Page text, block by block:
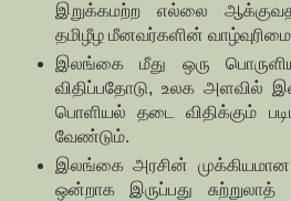
இறுக்கமற்ற எல்லை
தமிழீழ மீனவர்களின்
இலங்கை மீது ஒரு
விதிப்பதோடு, உலக அளவில்
பொளியல் தடை விதிக்கும்
வேண்டும்.
இலங்கை அரசின் முக்கியமான
ஒன்றாக இருப்பது சுற்றுலாத்